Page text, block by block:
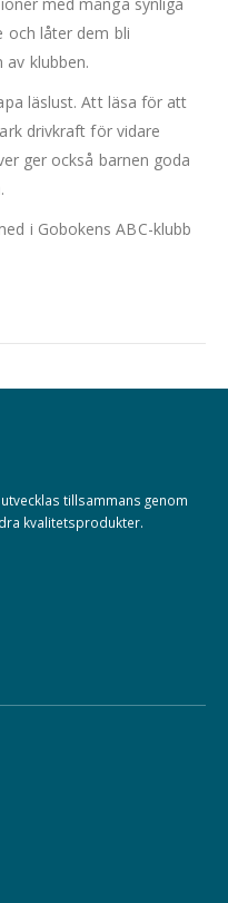
och låter dem bli
klubben.
läslust. Att läsa för att
drivkraft för vidare
ger också barnen goda
i Gobokens ABC-klubb
tillsammans genom
kvalitetsprodukter.